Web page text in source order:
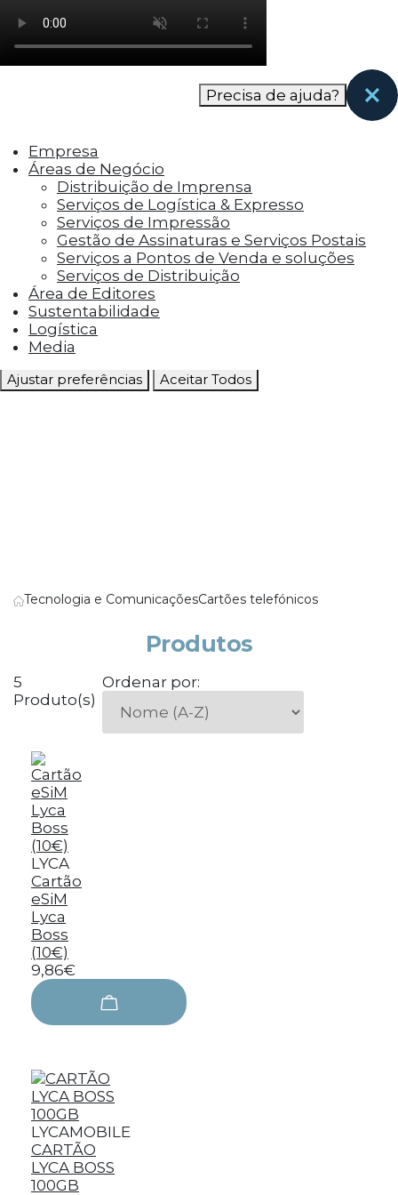
como os visitantes interagem com o site. Esses
cookies ajudam a fornecer informações sobre
as métricas do número de visitantes, taxa de
rejeição, origem do tráfego, etc.
funcionalidades, como compartilhar o
conteúdo do site em plataformas de social
media, coletar feedbacks e outros recursos de
terceiros.
Cookies Marketing
Os cookies de marketing são usados para
entregar aos visitantes anúncios
personalizados com base nas páginas que eles
visitaram antes e analisar a eficácia da
campanha publicitária.
Ajustar preferências Aceitar Todos
Precisa de ajuda?
Empresa
Áreas de Negócio
Distribuição de Imprensa
Serviços de Logística & Expresso
Serviços de Impressão
Gestão de Assinaturas e Serviços Postais
Serviços a Pontos de Venda e soluções
Serviços de Distribuição
Área de Editores
Sustentabilidade
Logística
Media
Tecnologia e ComunicaçõesCartões telefónicos
Produtos
5
Produto(s)
Ordenar por:
LYCA
Cartão
eSiM
Lyca
Boss
(10€)
9,86€
LYCAMOBILE
CARTÃO
LYCA BOSS
100GB